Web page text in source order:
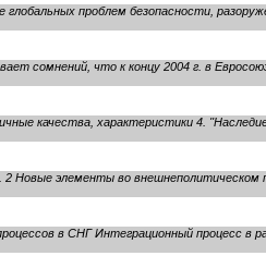
проблем безопасности,
сомнений, что к концу 2004 г. в
качества, характеристики 4.
Новые элементы во внешнеполитическом
в СНГ Интеграционный процесс в